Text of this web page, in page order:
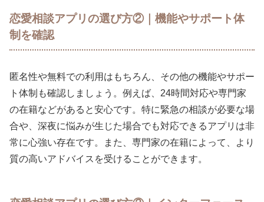
恋愛相談アプリの選び方②｜機能やサポート体
制を確認
匿名性や無料での利用はもちろん、その他の機能やサポー
ト体制も確認しましょう。例えば、24時間対応や専門家
の在籍などがあると安心です。特に緊急の相談が必要な場
合や、深夜に悩みが生じた場合でも対応できるアプリは非
常に心強い存在です。また、専門家の在籍によって、より
質の高いアドバイスを受けることができます。